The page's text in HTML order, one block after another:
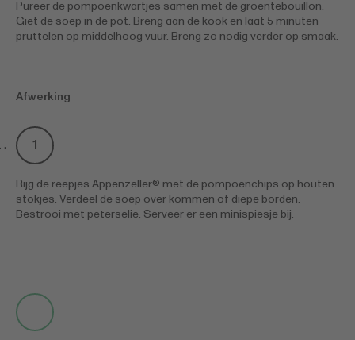
Pureer de pompoenkwartjes samen met de groentebouillon.
Giet de soep in de pot. Breng aan de kook en laat 5 minuten
pruttelen op middelhoog vuur. Breng zo nodig verder op smaak.
Afwerking
Rijg de reepjes Appenzeller® met de pompoenchips op houten
stokjes. Verdeel de soep over kommen of diepe borden.
Bestrooi met peterselie. Serveer er een minispiesje bij.